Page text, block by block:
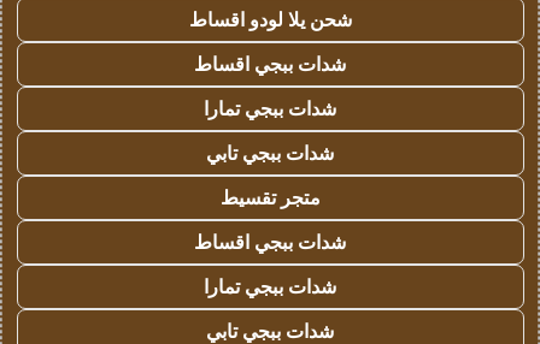
شحن يلا لودو اقساط
شدات ببجي اقساط
شدات ببجي تمارا
شدات ببجي تابي
متجر تقسيط
شدات ببجي اقساط
شدات ببجي تمارا
شدات ببجي تابي